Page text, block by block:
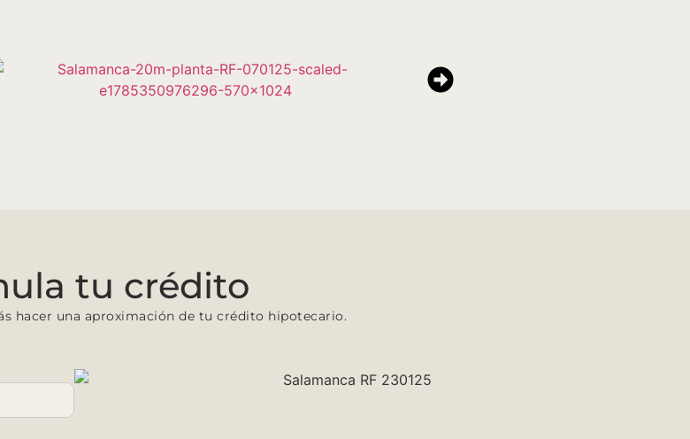
tu crédito
hacer una aproximación de tu crédito hipotecario.